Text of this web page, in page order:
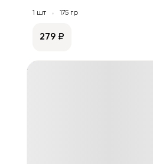
1 шт 175 гр
279 ₽